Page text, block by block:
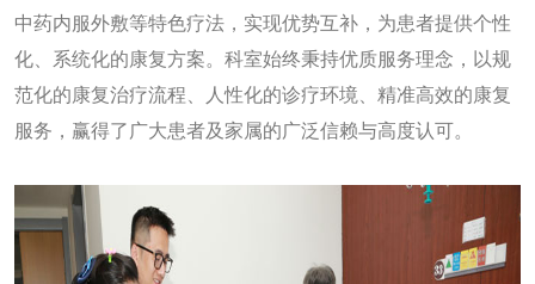
中药内服外敷等特色疗法，实现优势互补，为患者提供个性
化、系统化的康复方案。科室始终秉持优质服务理念，以规
范化的康复治疗流程、人性化的诊疗环境、精准高效的康复
服务，赢得了广大患者及家属的广泛信赖与高度认可。